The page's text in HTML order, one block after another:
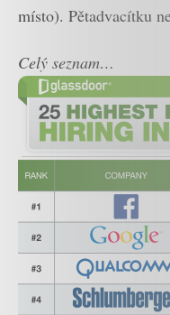
místo). Pětadvacítku
Celý seznam…